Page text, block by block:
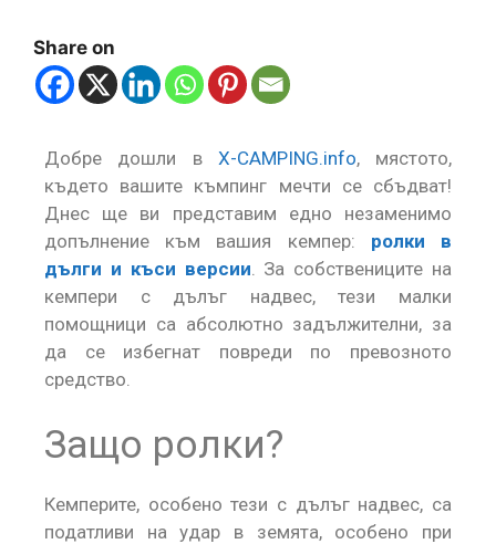
Share on
Добре дошли в X-CAMPING.info, мястото,
където вашите къмпинг мечти се сбъдват!
Днес ще ви представим едно незаменимо
допълнение към вашия кемпер: ролки в
дълги и къси версии. За собствениците на
кемпери с дълъг надвес, тези малки
помощници са абсолютно задължителни, за
да се избегнат повреди по превозното
средство.
Защо ролки?
Кемперите, особено тези с дълъг надвес, са
податливи на удар в земята, особено при